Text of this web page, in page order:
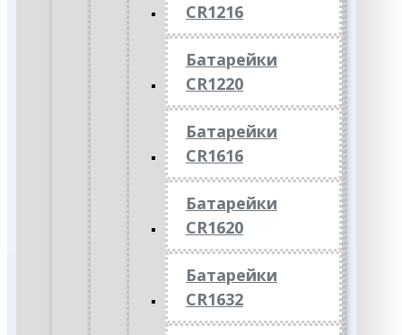
CR1216
Батарейки
CR1220
Батарейки
CR1616
Батарейки
CR1620
Батарейки
CR1632